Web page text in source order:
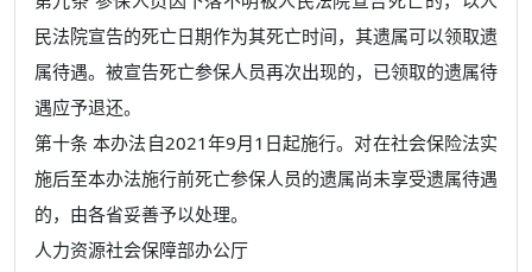
民法院宣告的死亡日期作为其死亡时间，其遗属可以领取遗
属待遇。被宣告死亡参保人员再次出现的，已领取的遗属待
遇应予退还。
第十条 本办法自2021年9月1日起施行。对在社会保险法实
施后至本办法施行前死亡参保人员的遗属尚未享受遗属待遇
的，由各省妥善予以处理。
人力资源社会保障部办公厅